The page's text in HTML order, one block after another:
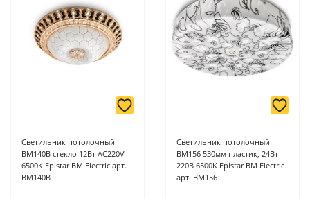
Светильник потолочный
ВМ140В стекло 12Вт АС220V
6500К Epistar BM Electric арт.
ВМ140В
Светильник потолочный
ВМ156 530мм пластик, 24Вт
220В 6500K Epistar BM Electric
арт. ВМ156